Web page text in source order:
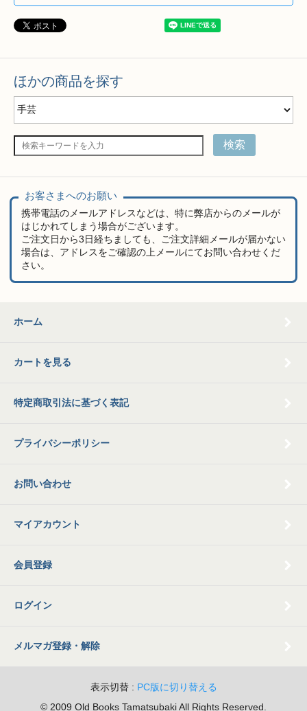
ほかの商品を探す
検索
お客さまへのお願い
携帯電話のメールアドレスなどは、特に弊店からのメールが
はじかれてしまう場合がございます。
ご注文日から3日経ちましても、ご注文詳細メールが届かない
場合は、アドレスをご確認の上メールにてお問い合わせくだ
さい。
ホーム
カートを見る
特定商取引法に基づく表記
プライバシーポリシー
お問い合わせ
マイアカウント
会員登録
ログイン
メルマガ登録・解除
表示切替 : PC版に切り替える
© 2009 Old Books Tamatsubaki All Rights Reserved.